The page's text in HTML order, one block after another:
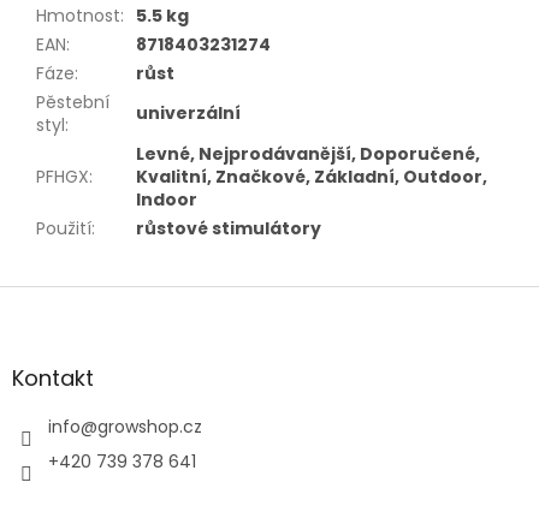
Hmotnost: 5.5 kg
EAN:
8718403231274
Fáze:
růst
Pěstební
styl: univerzální
PFHGX:
Levné, Nejprodávanější, Doporučené,
Kvalitní, Značkové, Základní, Outdoor,
Indoor
Použití: růstové stimulátory
Z
aKontakt
info@growshop.cz
+420 739 378 641